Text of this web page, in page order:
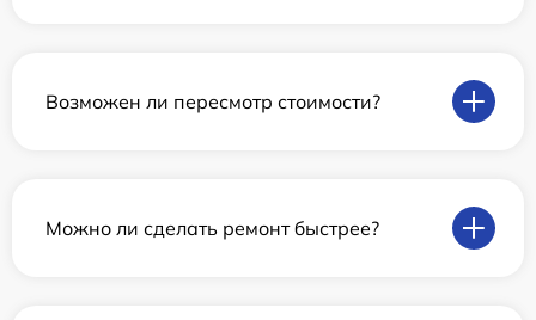
Возможен ли пересмотр стоимости?
Можно ли сделать ремонт быстрее?